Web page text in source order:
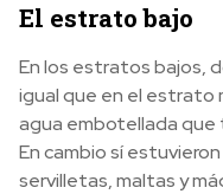
El estrato bajo
En los estratos bajos,
igual que en el estrato
agua embotellada que
En cambio sí
servilletas, maltas y